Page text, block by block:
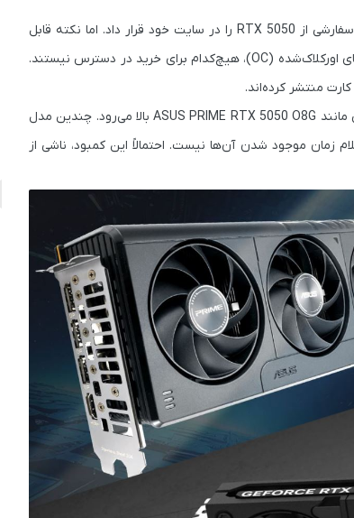
از اولین سایت‌هایی بود که این کارت گرافیک را فهرست کرد و بیش از ده نسخه سفارشی از RTX 5050 را در سایت خود قرار داد. اما نکته قابل
. چه مدل‌های پایه و چه نسخه‌های اورکلاک‌شده (OC)، هیچ‌کدام برای خرید در دسترس نیستند.
منتشر کرده‌اند.
ASUS PRIME RTX 5050 O8Gبالا می‌رود. چندین مدل
موجود شدن آن‌ها نیست. احتمالاً این کمبود، ناشی از